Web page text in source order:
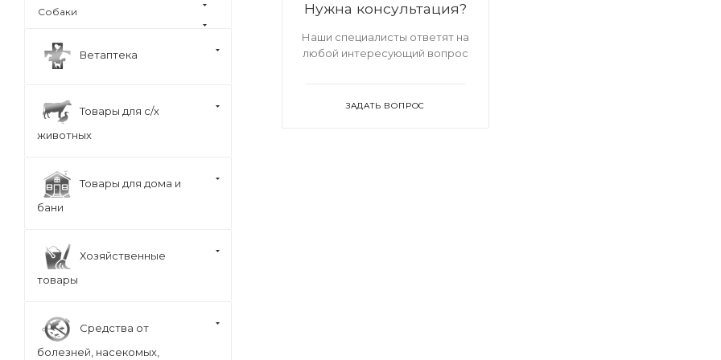
Нужна консультация?
Наши специалисты ответят на
любой интересующий вопрос
ЗАДАТЬ ВОПРОС
Собаки
Ветаптека
Товары для с/х
животных
Товары для дома и
бани
Хозяйственные
товары
Средства от
болезней, насекомых,